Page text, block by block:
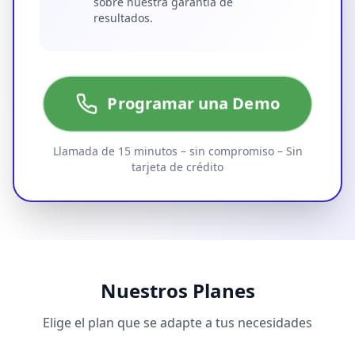
resultados.
Programar una Demo
Llamada de 15 minutos – sin compromiso – Sin
tarjeta de crédito
Nuestros Planes
Elige el plan que se adapte a tus necesidades